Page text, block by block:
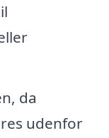
da
udenfor